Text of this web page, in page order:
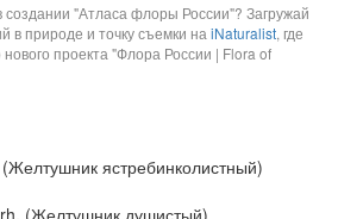
создании "Атласа флоры России"? Загружай
в природе и точку съемки на iNaturalist, где
проекта "Флора России | Flora of
ястребинколистный)
(Желтушник душистый)